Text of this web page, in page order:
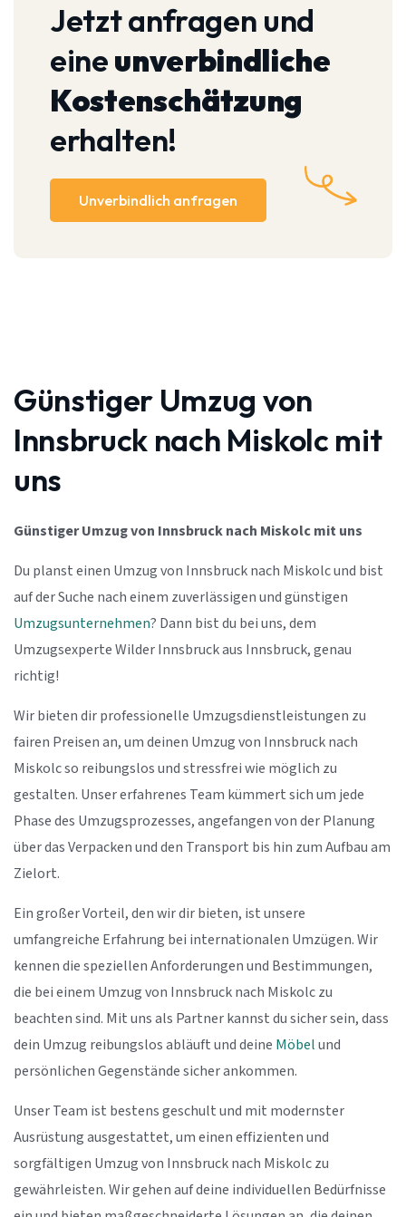
Jetzt anfragen und
eineunverbindliche
Kostenschätzung
erhalten!
Unverbindlich anfragen
Günstiger Umzug von
Innsbruck nach Miskolc mit
uns
Günstiger Umzug von Innsbruck nach Miskolc mit uns
Du planst einen Umzug von Innsbruck nach Miskolc und bist
auf der Suche nach einem zuverlässigen und günstigen
Umzugsunternehmen? Dann bist du bei uns, dem
Umzugsexperte Wilder Innsbruck aus Innsbruck, genau
richtig!
Wir bieten dir professionelle Umzugsdienstleistungen zu
fairen Preisen an, um deinen Umzug von Innsbruck nach
Miskolc so reibungslos und stressfrei wie möglich zu
gestalten. Unser erfahrenes Team kümmert sich um jede
Phase des Umzugsprozesses, angefangen von der Planung
über das Verpacken und den Transport bis hin zum Aufbau am
Zielort.
Ein großer Vorteil, den wir dir bieten, ist unsere
umfangreiche Erfahrung bei internationalen Umzügen. Wir
kennen die speziellen Anforderungen und Bestimmungen,
die bei einem Umzug von Innsbruck nach Miskolc zu
beachten sind. Mit uns als Partner kannst du sicher sein, dass
dein Umzug reibungslos abläuft und deine Möbelund
persönlichen Gegenstände sicher ankommen.
Unser Team ist bestens geschult und mit modernster
Ausrüstung ausgestattet, um einen effizienten und
sorgfältigen Umzug von Innsbruck nach Miskolc zu
gewährleisten. Wir gehen auf deine individuellen Bedürfnisse